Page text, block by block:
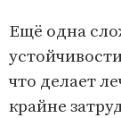
Ещё одна
что делает
крайне